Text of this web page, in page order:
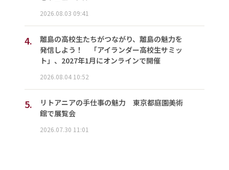
2026.08.03 09:41
4.
離島の高校生たちがつながり、離島の魅力を
発信しよう！ 「アイランダー高校生サミッ
ト」、2027年1月にオンラインで開催
2026.08.04 10:52
5.
リトアニアの手仕事の魅力 東京都庭園美術
館で展覧会
2026.07.30 11:01